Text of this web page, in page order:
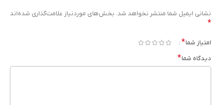
نشانی ایمیل شما منتشر نخواهد شد. بخش‌های موردنیاز علامت‌گذاری شده‌اند
*
امتیاز شما*
دیدگاه شما*